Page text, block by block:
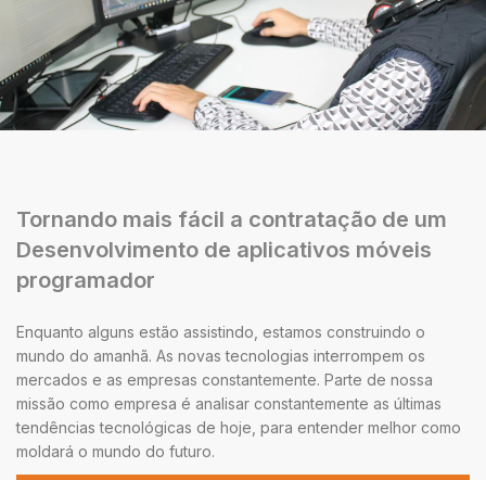
Tornando mais fácil a contratação de um
Desenvolvimento de aplicativos móveis
programador
Enquanto alguns estão assistindo, estamos construindo o
mundo do amanhã. As novas tecnologias interrompem os
mercados e as empresas constantemente. Parte de nossa
missão como empresa é analisar constantemente as últimas
tendências tecnológicas de hoje, para entender melhor como
moldará o mundo do futuro.